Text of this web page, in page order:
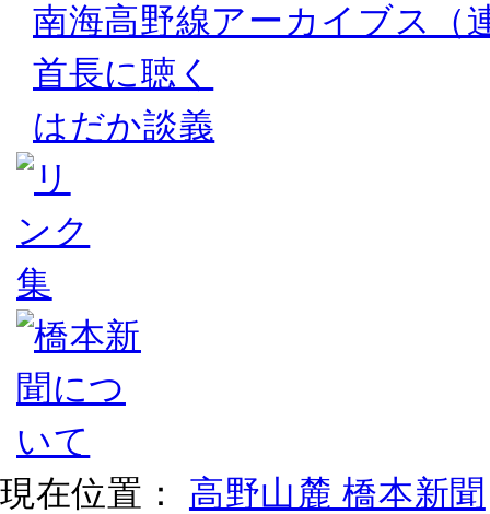
南海高野線アーカイブス（
首長に聴く
はだか談義
現在位置： 高野山麓 橋本新聞